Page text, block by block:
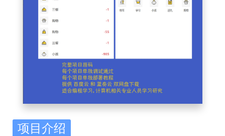
项目介绍